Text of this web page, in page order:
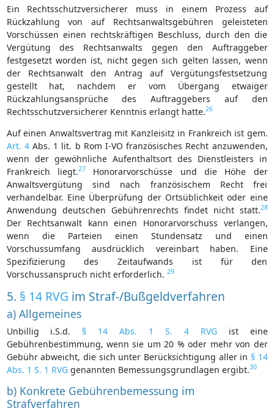
Ein Rechtsschutzversicherer muss in einem Prozess auf
Rückzahlung von auf Rechtsanwaltsgebühren geleisteten
Vorschüssen einen rechtskräftigen Beschluss, durch den die
Vergütung des Rechtsanwalts gegen den Auftraggeber
festgesetzt worden ist, nicht gegen sich gelten lassen, wenn
der Rechtsanwalt den Antrag auf Vergütungsfestsetzung
gestellt hat, nachdem er vom Übergang etwaiger
Rückzahlungsansprüche des Auftraggebers auf den
Rechtsschutzversicherer Kenntnis erlangt hatte.26
Auf einen Anwaltsvertrag mit Kanzleisitz in Frankreich ist gem.
Art. 4Abs. 1 lit. b Rom I-VO französisches Recht anzuwenden,
wenn der gewöhnliche Aufenthaltsort des Dienstleisters in
Frankreich liegt.27Honorarvorschüsse und die Höhe der
Anwaltsvergütung sind nach französischem Recht frei
verhandelbar. Eine Überprüfung der Ortsüblichkeit oder eine
Anwendung deutschen Gebührenrechts findet nicht statt.28
Der Rechtsanwalt kann einen Honorarvorschuss verlangen,
wenn die Parteien einen Stundensatz und einen
Vorschussumfang ausdrücklich vereinbart haben. Eine
Spezifizierung des Zeitaufwands ist für den
Vorschussanspruch nicht erforderlich. 29
5. § 14 RVG im Straf-/Bußgeldverfahren
a) Allgemeines
Unbillig i.S.d. § 14 Abs. 1 S. 4 RVGist eine
Gebührenbestimmung, wenn sie um 20 % oder mehr von der
Gebühr abweicht, die sich unter Berücksichtigung aller in § 14
Abs. 1 S. 1 RVGgenannten Bemessungsgrundlagen ergibt.30
b) Konkrete Gebührenbemessung im
Strafverfahren